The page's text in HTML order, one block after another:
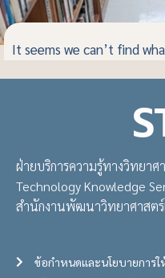
It seems we can’t find
ฝ่ายบริการความรู้ทางวิทยาศ
Technology Knowledge
สำนักงานพัฒนาวิทยาศาสต
ข้อกำหนดและนโยบายการใ